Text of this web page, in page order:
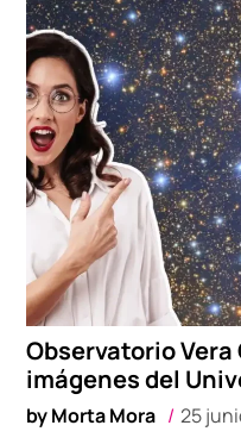
Observatorio Vera
imágenes del
byMorta Mora 25